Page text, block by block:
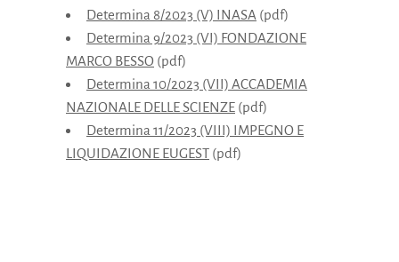
Determina 8/2023 (V) INASA (pdf)
Determina 9/2023 (VI) FONDAZIONE
MARCO BESSO (pdf)
Determina 10/2023 (VII) ACCADEMIA
NAZIONALE DELLE SCIENZE (pdf)
Determina 11/2023 (VIII) IMPEGNO E
LIQUIDAZIONE EUGEST (pdf)